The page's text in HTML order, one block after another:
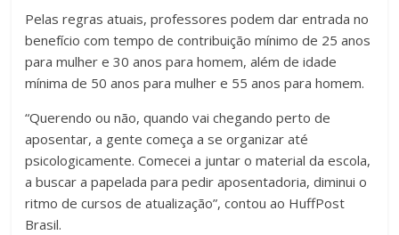
Pelas regras atuais, professores podem dar entrada no
benefício com tempo de contribuição mínimo de 25 anos
para mulher e 30 anos para homem, além de idade
mínima de 50 anos para mulher e 55 anos para homem.
“Querendo ou não, quando vai chegando perto de
aposentar, a gente começa a se organizar até
psicologicamente. Comecei a juntar o material da escola,
a buscar a papelada para pedir aposentadoria, diminui o
ritmo de cursos de atualização”, contou ao HuffPost
Brasil.